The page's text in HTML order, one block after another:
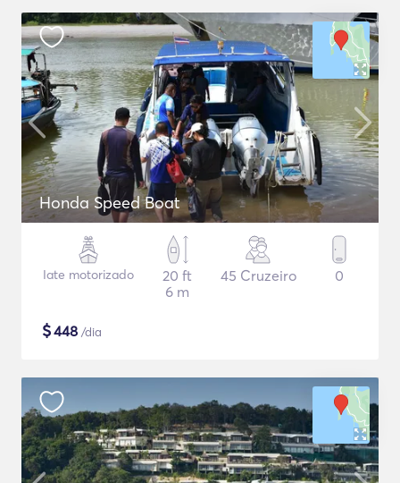
Honda Speed Boat
Iate motorizado
20 ft
6 m
45 Cruzeiro 0
$448 /dia